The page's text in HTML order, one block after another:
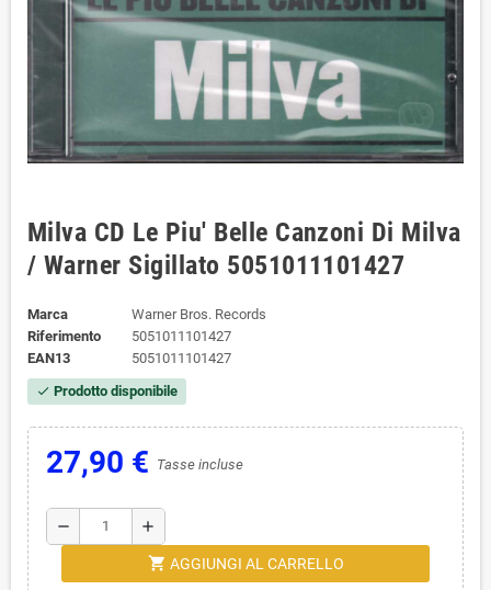
Milva CD Le Piu' Belle Canzoni Di Milva
/ Warner Sigillato 5051011101427
Marca
Warner Bros. Records
Riferimento
5051011101427
EAN13
5051011101427
check Prodotto disponibile
27,90 € Tasse incluse
remove add
shopping_cart AGGIUNGI AL CARRELLO